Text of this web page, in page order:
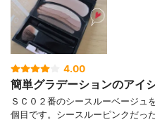
4.00
簡単グラデーションのアイ
ＳＣ０２番のシースルーベージュ
個目です。シースルーピンクだっ